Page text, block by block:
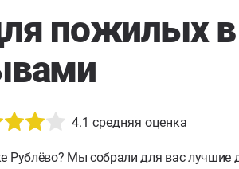
пожилых в
4.1 средняя оценка
Рублёво? Мы собрали для вас лучшие